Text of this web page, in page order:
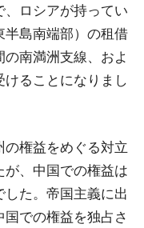
、ロシアが持ってい
半島南端部）の租借
南満洲支線、およ
ることになりまし
の権益をめぐる対立
が、中国での権益は
た。帝国主義に出
での権益を独占さ